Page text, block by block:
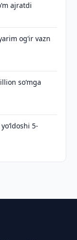
ajratdi
og‘ir vazn
so‘mga
5-